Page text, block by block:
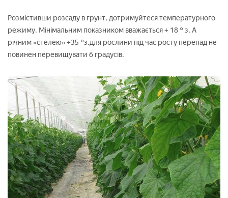
Розмістивши розсаду в грунт, дотримуйтеся температурного
режиму. Мінімальним показником вважається + 18 ° з, А
річним «стелею» +35 °з.для рослини під час росту перепад не
повинен перевищувати 6 градусів.